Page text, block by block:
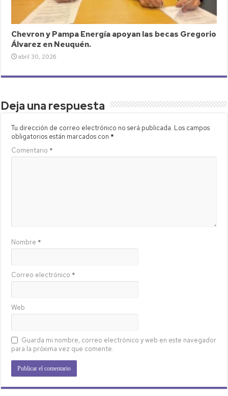
Chevron y Pampa Energía apoyan las becas Gregorio
Álvarez en Neuquén.
abril 30, 2026
Deja una respuesta
Tu dirección de correo electrónico no será publicada. Los campos
obligatorios están marcados con *
Comentario *
Nombre *
Correo electrónico *
Web
Guarda mi nombre, correo electrónico y web en este navegador
para la próxima vez que comente.